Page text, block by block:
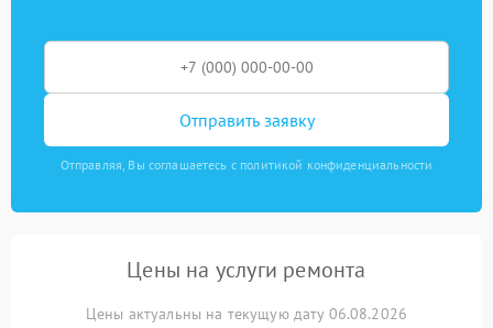
Отправить заявку
Отправляя, Вы соглашаетесь с политикой конфиденциальности
Цены на услуги ремонта
Цены актуальны на текущую дату 06.08.2026